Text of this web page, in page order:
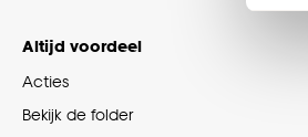
Klik
Altijd voordeel
Acties
Bekijk de folder